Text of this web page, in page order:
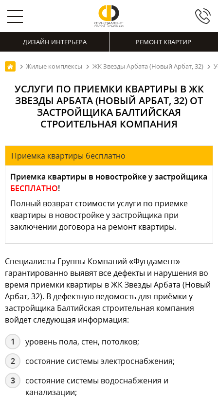
ДИЗАЙН ИНТЕРЬЕРА РЕМОНТ КВАРТИР
Жилые комплексы ЖК Звезды Арбата (Новый Арбат, 32)
УСЛУГИ ПО ПРИЕМКИ КВАРТИРЫ В ЖК
ЗВЕЗДЫ АРБАТА (НОВЫЙ АРБАТ, 32) ОТ
ЗАСТРОЙЩИКА БАЛТИЙСКАЯ
СТРОИТЕЛЬНАЯ КОМПАНИЯ
Приемка квартиры бесплатно
Приемка квартиры в новостройке у застройщика
БЕСПЛАТНО!
Полный возврат стоимости услуги по приемке
квартиры в новостройке у застройщика при
заключении договора на ремонт квартиры.
Специалисты Группы Компаний «Фундамент»
гарантированно выявят все дефекты и нарушения во
время приемки квартиры в ЖК Звезды Арбата (Новый
Арбат, 32). В дефектную ведомость для приёмки у
застройщика Балтийская строительная компания
войдет следующая информация:
уровень пола, стен, потолков;
состояние системы электроснабжения;
состояние системы водоснабжения и
канализации;